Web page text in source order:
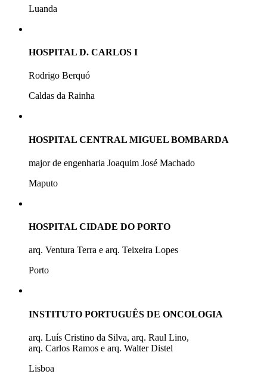
Luanda
HOSPITAL D. CARLOS I
Rodrigo Berquó
Caldas da Rainha
HOSPITAL CENTRAL MIGUEL BOMBARDA
major de engenharia Joaquim José Machado
Maputo
HOSPITAL CIDADE DO PORTO
arq. Ventura Terra e arq. Teixeira Lopes
Porto
INSTITUTO PORTUGUÊS DE ONCOLOGIA
arq. Luís Cristino da Silva, arq. Raul Lino,
arq. Carlos Ramos e arq. Walter Distel
Lisboa